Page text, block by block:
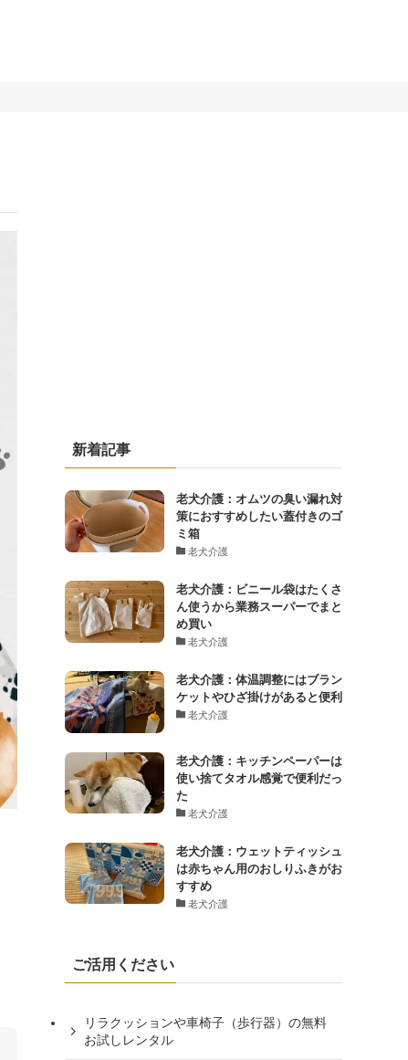
新着記事
老犬介護：オムツの臭い漏れ対
策におすすめしたい蓋付きのゴ
ミ箱
老犬介護
老犬介護：ビニール袋はたくさ
ん使うから業務スーパーでまと
め買い
老犬介護
老犬介護：体温調整にはブラン
ケットやひざ掛けがあると便利
老犬介護
老犬介護：キッチンペーパーは
使い捨てタオル感覚で便利だっ
た
老犬介護
老犬介護：ウェットティッシュ
は赤ちゃん用のおしりふきがお
すすめ
老犬介護
ご活用ください
リラクッションや車椅子（歩行器）の無料
お試しレンタル